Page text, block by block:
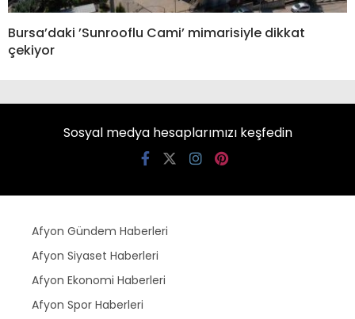
Bursa’daki ’Sunrooflu Cami’ mimarisiyle dikkat
çekiyor
Sosyal medya hesaplarımızı keşfedin
Afyon Gündem Haberleri
Afyon Siyaset Haberleri
Afyon Ekonomi Haberleri
Afyon Spor Haberleri